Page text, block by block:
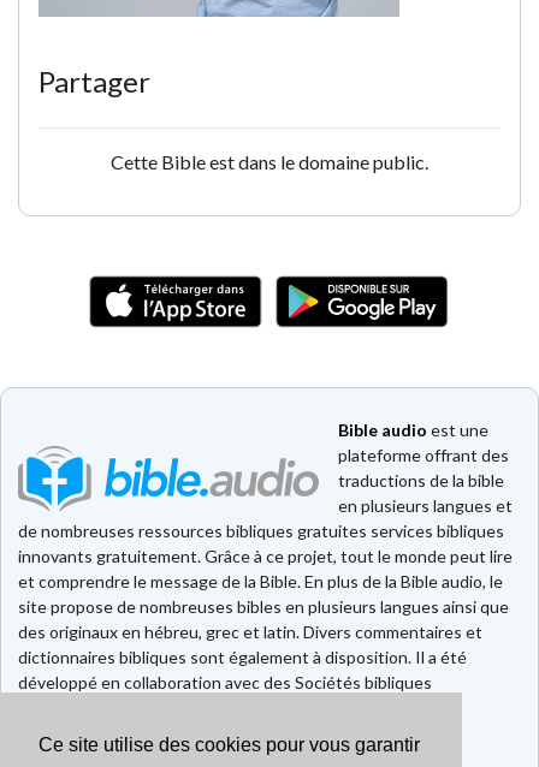
Ce site utilise des cookies pour vous garantir
Partager
Cette Bible est dans le domaine public.
Bible audio est une
plateforme offrant des
traductions de la bible
en plusieurs langues et
de nombreuses ressources bibliques gratuites services bibliques
innovants gratuitement. Grâce à ce projet, tout le monde peut lire
et comprendre le message de la Bible. En plus de la Bible audio, le
site propose de nombreuses bibles en plusieurs langues ainsi que
des originaux en hébreu, grec et latin. Divers commentaires et
dictionnaires bibliques sont également à disposition. Il a été
développé en collaboration avec des Sociétés bibliques
Faire un don